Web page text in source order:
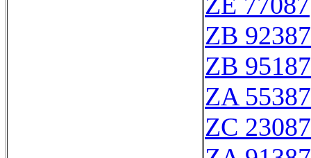
ZB 92387
ZB 95187
ZA 55387
ZC 23087